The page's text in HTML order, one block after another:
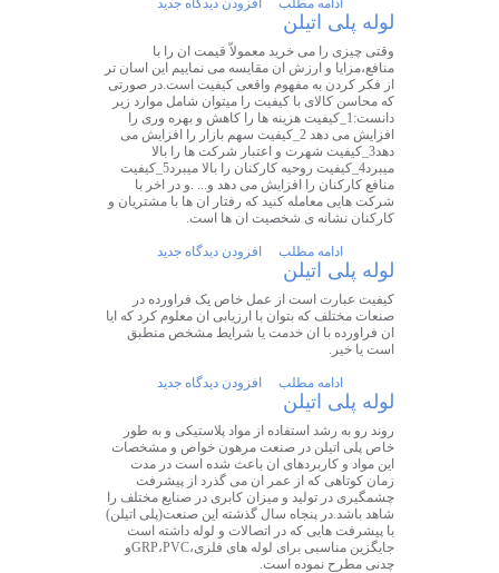
ادامه مطلب افزودن دیدگاه جدید
لوله پلی اتیلن
وقتی چیزی را می خرید معمولاّ قیمت ان را با
منافع،مزایا و ارزش ان مقایسه می نماییم این اسان تر
از فکر کردن به مفهوم واقعی کیفیت است.در صورتی
که محاسن کالای با کیفیت را میتوان شامل موارد زیر
دانست:1_کیفیت هزینه ها را کاهش و بهره وری را
افزایش می دهد 2_کیفیت سهم بازار را افزایش می
دهد3_کیفیت شهرت و اعتبار شرکت ها را بالا
میبرد4_کیفیت روحیه کارکنان را بالا میبرد5_کیفیت
منافع کارکنان را افزایش می دهد و... .و در اخر با
شرکت هایی معامله کنید که رفتار ان ها با مشتریان و
کارکنان نشانه ی شخصیت ان ها است.
ادامه مطلب افزودن دیدگاه جدید
لوله پلی اتیلن
کیفیت عبارت است از عمل خاص یک فراورده در
صنعات مختلف که بتوان با ارزیابی ان معلوم کرد که ایا
ان فراورده با ان خدمت یا شرایط مشخص منطبق
است یا خیر.
ادامه مطلب افزودن دیدگاه جدید
لوله پلی اتیلن
روند رو به رشد استفاده از مواد پلاستیکی و به طور
خاص پلی اتیلن در صنعت مرهون خواص و مشخصات
این مواد و کاربردهای ان باعث شده است در مدت
زمان کوتاهی که از عمر ان می گذرد از پیشرفت
چشمگیری در تولید و میزان کابری در صنایع مختلف را
شاهد باشد.در پنجاه سال گذشته این صنعت(پلی اتیلن)
با پیشرفت هایی که در اتصالات و لوله داشته است
جایگزین مناسبی برای لوله های فلزی،GRP،PVCو
چدنی مطرح نموده است.